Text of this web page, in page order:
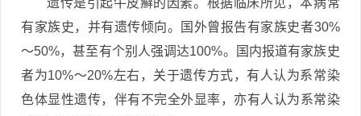
遗传是引起牛皮癣的因素。根据临床所见，本病常
有家族史，并有遗传倾向。国外曾报告有家族史者30%
～50%，甚至有个别人强调达100%。国内报道有家族史
者为10%～20%左右，关于遗传方式，有人认为系常染
色体显性遗传，伴有不完全外显率，亦有人认为系常染